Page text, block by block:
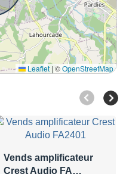
Leaflet | ©OpenStreetMap
Vends amplificateur
Crest Audio FA…